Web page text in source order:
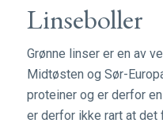
Linseboller
Grønne linser er en av
Midtøsten og Sør-
proteiner og er derfor
er derfor ikke rart at det